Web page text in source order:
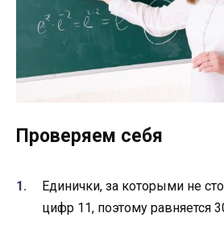
Проверяем себя
Единички, за которыми не
цифр 11, поэтому равняется